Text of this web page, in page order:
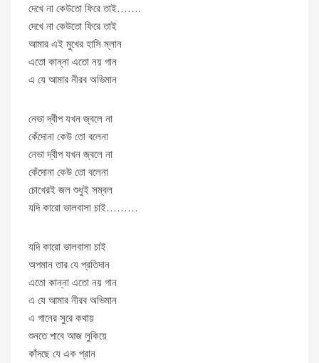
দেখে না কেউতো ফিরে তাই…….
দেখে না কেউতো ফিরে তাই
আমার এই মুখের হাসি ম্লান
এতো কান্না এতো নয় গান
এ যে আমার নীরব অভিমান
নেভা দ্বীপ যখন জ্বলে না
কেঁদোনা কেউ তো বলেনা
নেভা দ্বীপ যখন জ্বলে না
কেঁদোনা কেউ তো বলেনা
চোখেরই জল শুধুই সম্বল
যদি কারো ভালবাসা চাই………
যদি কারো ভালবাসা চাই
অপমান তার যে প্রতিদান
এতো কান্না এতো নয় গান
এ যে আমার নীরব অভিমান
এ গানের সুরে কথায়
শুনতে পাবে আজ লুকিয়ে
কাঁদছে যে এক প্রান